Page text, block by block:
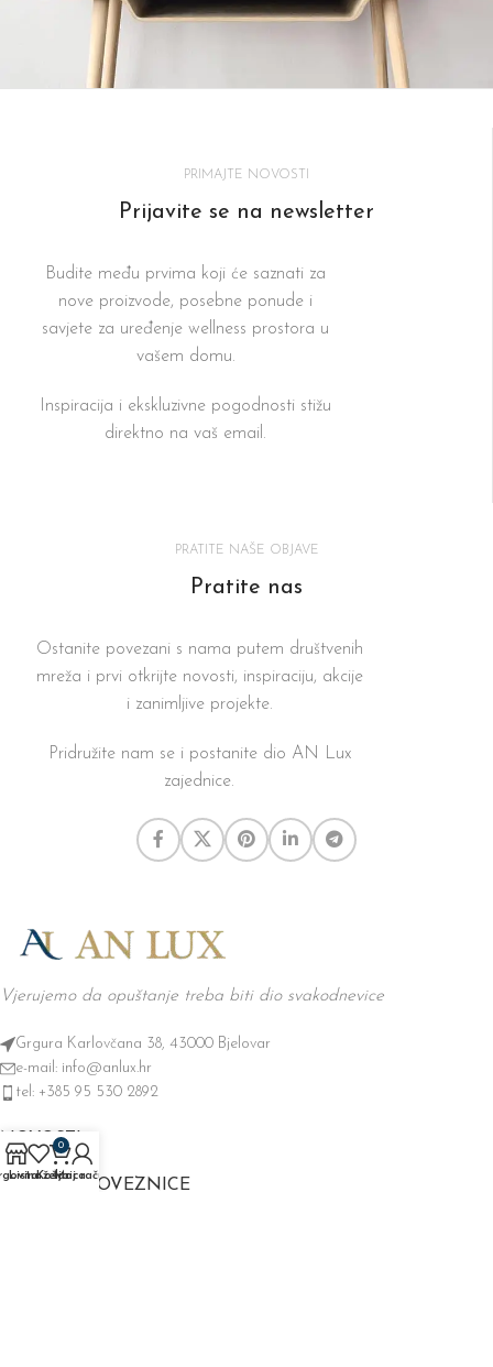
PRIMAJTE NOVOSTI
Prijavite se na newsletter
Budite među prvima koji će saznati za
nove proizvode, posebne ponude i
savjete za uređenje wellness prostora u
vašem domu.
Inspiracija i ekskluzivne pogodnosti stižu
direktno na vaš email.
PRATITE NAŠE OBJAVE
Pratite nas
Ostanite povezani s nama putem društvenih
mreža i prvi otkrijte novosti, inspiraciju, akcije
i zanimljive projekte.
Pridružite nam se i postanite dio AN Lux
zajednice.
Vjerujemo da opuštanje treba biti dio svakodnevice
Grgura Karlovčana 38, 43000 Bjelovar
e-mail: info@anlux.hr
tel: +385 95 530 2892
NOVOSTI
KORISNE POVEZNICE
Lista želja
0
Košarica
Moj račun